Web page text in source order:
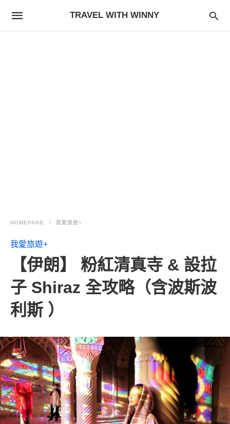
TRAVEL WITH WINNY
HOMEPAGE 我愛旅遊+
我愛旅遊+
【伊朗】 粉紅清真寺 & 設拉
子 Shiraz 全攻略（含波斯波
利斯 ）